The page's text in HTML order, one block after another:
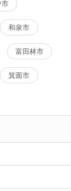
市
和泉市
富田林市
箕面市